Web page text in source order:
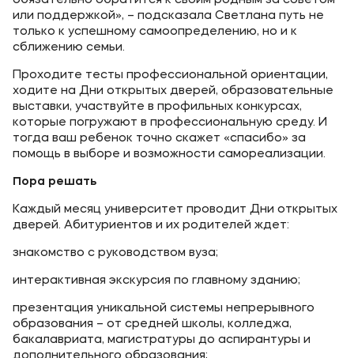
или поддержкой», – подсказала Светлана путь не
только к успешному самоопределению, но и к
сближению семьи.
Проходите тесты профессиональной ориентации,
ходите на Дни открытых дверей, образовательные
выставки, участвуйте в профильных конкурсах,
которые погружают в профессиональную среду. И
тогда ваш ребенок точно скажет «спасибо» за
помощь в выборе и возможности самореализации.
Пора решать
Каждый месяц университет проводит Дни открытых
дверей. Абитуриентов и их родителей ждет:
знакомство с руководством вуза;
интерактивная экскурсия по главному зданию;
презентация уникальной системы непрерывного
образования – от средней школы, колледжа,
бакалавриата, магистратуры до аспирантуры и